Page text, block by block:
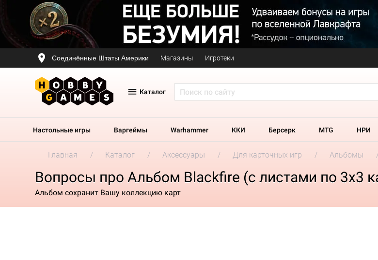
Соединённые Штаты Америки Магазины Игротеки
Каталог
Настольные игры Варгеймы Warhammer ККИ Берсерк MTG НРИ
Главная Каталог Аксессуары Для карточных игр Альбомы
Вопросы про Альбом Blackfire (с листами по 3x3
Альбом сохранит Вашу коллекцию карт